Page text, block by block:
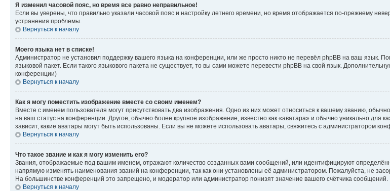
Я изменил часовой пояс, но время все равно неправильное!
Если вы уверены, что правильно указали часовой пояс и настройку летнего времени, но время отображается по-прежнему
устранения проблемы.
Вернуться к началу
Моего языка нет в списке!
Администратор не установил поддержку вашего языка на конференции, или же просто никто не перевёл phpBB на ваш язык.
языковой пакет. Если такого языкового пакета не существует, то вы сами можете перевести phpBB на свой язык.
конференции)
Вернуться к началу
Как я могу поместить изображение вместе со своим именем?
Вместе с именем пользователя могут присутствовать два изображения. Одно из них может относиться к вашему званию,
на ваш статус на конференции. Другое, обычно более крупное изображение, известно как «аватара» и обычно уникально для
зависит, какие аватары могут быть использованы. Если вы не можете использовать аватары, свяжитесь с администратором
Вернуться к началу
Что такое звание и как я могу изменить его?
Звания, отображаемые под вашим именем, отражают количество созданных вами сообщений, или идентифицируют
напрямую изменять наименования званий на конференции, так как они установлены её администратором. Пожалуйста, не
На большинстве конференций это запрещено, и модератор или администратор понизят значение вашего счётчика сообщений.
Вернуться к началу